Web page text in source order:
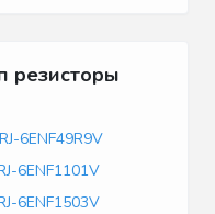
резисторы
6ENF49R9V
6ENF1101V
6ENF1503V